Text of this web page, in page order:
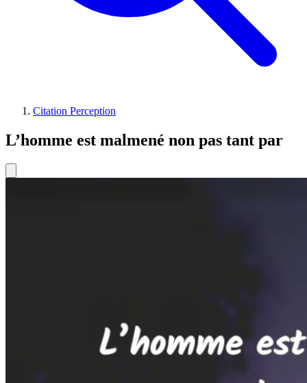
Citation Perception
L’homme est malmené non pas tant par